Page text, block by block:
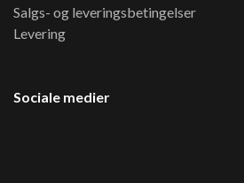
Salgs- og leveringsbetingelser
Levering
Sociale medier